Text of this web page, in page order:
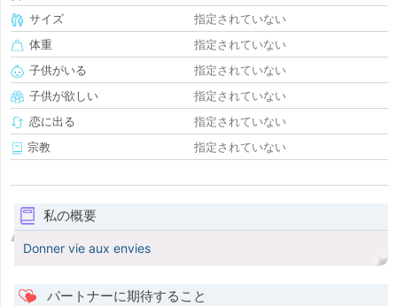
サイズ
指定されていない
体重
指定されていない
子供がいる
指定されていない
子供が欲しい
指定されていない
恋に出る
指定されていない
宗教
指定されていない
私の概要
Donner vie aux envies
パートナーに期待すること